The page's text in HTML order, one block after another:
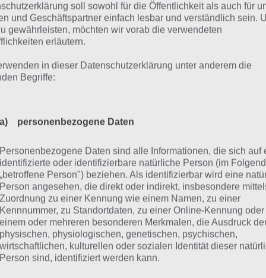
du nicht weiterkommen, findest du hierunter die
Sachverhalte mit dem Anfangsbuchstaben D. Tippe
Lösungen öffnen sich!
dieser Liste:
Diese Liste wird nur unregelmäßig aktualisiert.
Komplettlösung zu 94%
brauchen Kinder Hilfe
Lösung
benutzt man Wasser
Lösung
bezahlt man lieber jemanden, als es selber
soll sowohl für die Öffentlichkeit als auch für
und Geschäftspartner einfach lesbar und verständlich sein.
gewährleisten, möchten wir vorab die verwendeten
erläutern.
in dieser Datenschutzerklärung unter anderem die
Begriffe:
a) personenbezogene Daten
Personenbezogene Daten sind alle Informationen, die sich auf
identifizierte oder identifizierbare natürliche Person (im
„betroffene Person") beziehen. Als identifizierbar wird eine
Person angesehen, die direkt oder indirekt, insbesondere
Zuordnung zu einer Kennung wie einem Namen, zu einer
Kennnummer, zu Standortdaten, zu einer Online-Kennung oder
einem oder mehreren besonderen Merkmalen, die Ausdruck
physischen, physiologischen, genetischen, psychischen,
wirtschaftlichen, kulturellen oder sozialen Identität dieser
Person sind, identifiziert werden kann.